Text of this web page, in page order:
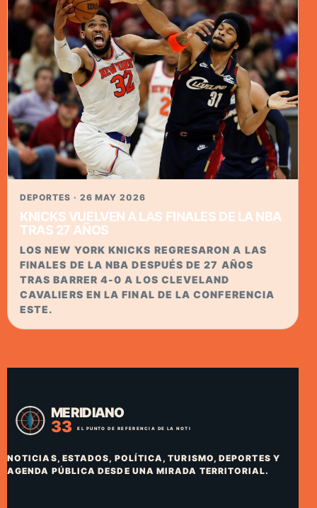
DEPORTES · 26 MAY 2026
KNICKS VUELVEN A LAS FINALES DE LA NBA
TRAS 27 AÑOS
LOS NEW YORK KNICKS REGRESARON A LAS
FINALES DE LA NBA DESPUÉS DE 27 AÑOS
TRAS BARRER 4-0 A LOS CLEVELAND
CAVALIERS EN LA FINAL DE LA CONFERENCIA
ESTE.
NOTICIAS, ESTADOS, POLÍTICA, TURISMO, DEPORTES Y
AGENDA PÚBLICA DESDE UNA MIRADA TERRITORIAL.